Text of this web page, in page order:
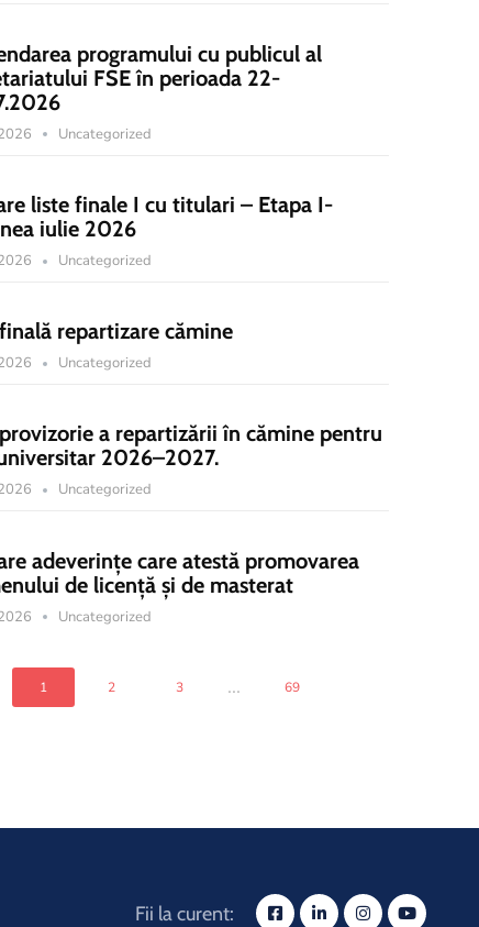
programului cu publicul al
FSE în perioada 22-
Uncategorized
liste finale I cu titulari – Etapa I-
iulie 2026
Uncategorized
repartizare cămine
Uncategorized
a repartizării în cămine pentru
2026–2027.
Uncategorized
adeverințe care atestă promovarea
de licență și de masterat
Uncategorized
1 2 3 ... 69
Fii la curent: